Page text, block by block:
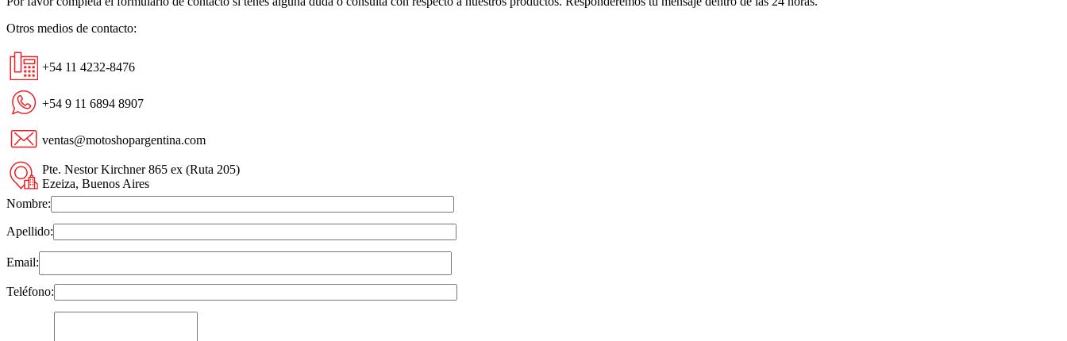
Otros medios de contacto:
+54 11 4232-8476
+54 9 11 6894 8907
ventas@motoshopargentina.com
Pte. Nestor Kirchner 865 ex (Ruta 205)
Ezeiza, Buenos Aires
Nombre:
Apellido:
Email:
Teléfono: